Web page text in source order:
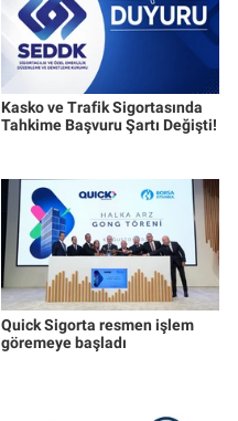
Kasko ve Trafik Sigortasında
Tahkime Başvuru Şartı Değişti!
Quick Sigorta resmen işlem
göremeye başladı